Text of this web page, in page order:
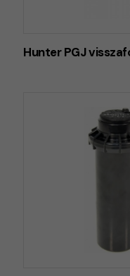
Hunter PGJ